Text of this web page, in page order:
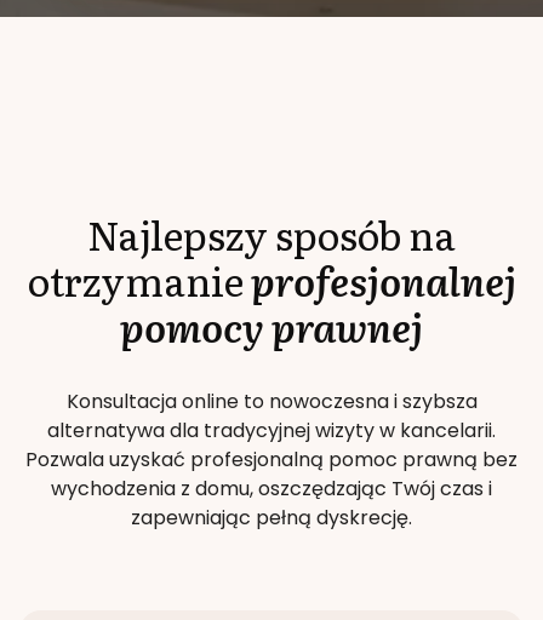
Najlepszy sposób na
otrzymanieprofesjonalnej
pomocy prawnej
Konsultacja online to nowoczesna i szybsza
alternatywa dla tradycyjnej wizyty w kancelarii.
Pozwala uzyskać profesjonalną pomoc prawną bez
wychodzenia z domu, oszczędzając Twój czas i
zapewniając pełną dyskrecję.